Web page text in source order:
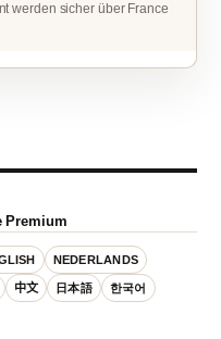
werden sicher über France
Premium
NEDERLANDS
中文 日本語 한국어